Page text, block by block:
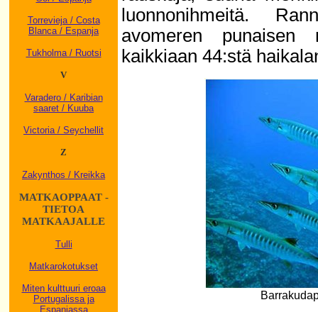
Torrevieja / Costa
Blanca / Espanja
Tukholma / Ruotsi
V
Varadero / Karibian
saaret / Kuuba
Victoria / Seychellit
Z
Zakynthos / Kreikka
MATKAOPPAAT -
TIETOA
MATKAAJALLE
Tulli
Matkarokotukset
Miten kulttuuri eroaa
Portugalissa ja
Espanjassa
luonnonihmeitä.
avomeren
kaikkiaan 44:stä